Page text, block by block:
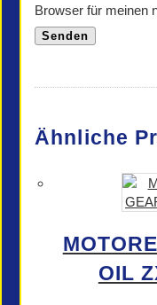
Browser für meinen
Ähnliche
OIL